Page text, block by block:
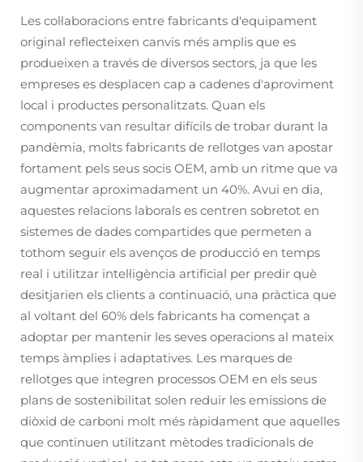
Les col·laboracions entre fabricants d'equipament
original reflecteixen canvis més amplis que es
produeixen a través de diversos sectors, ja que les
empreses es desplacen cap a cadenes d'aproviment
local i productes personalitzats. Quan els
components van resultar difícils de trobar durant la
pandèmia, molts fabricants de rellotges van apostar
fortament pels seus socis OEM, amb un ritme que va
augmentar aproximadament un 40%. Avui en dia,
aquestes relacions laborals es centren sobretot en
sistemes de dades compartides que permeten a
tothom seguir els avenços de producció en temps
real i utilitzar intel·ligència artificial per predir què
desitjarien els clients a continuació, una pràctica que
al voltant del 60% dels fabricants ha començat a
adoptar per mantenir les seves operacions al mateix
temps àmplies i adaptatives. Les marques de
rellotges que integren processos OEM en els seus
plans de sostenibilitat solen reduir les emissions de
diòxid de carboni molt més ràpidament que aquelles
que continuen utilitzant mètodes tradicionals de